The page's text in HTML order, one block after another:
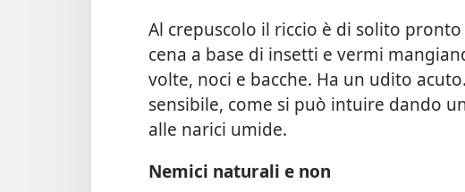
Al crepuscolo il riccio è di solito
cena a base di insetti e vermi
volte, noci e bacche. Ha un udito
sensibile, come si può intuire dando
alle narici umide.
Nemici naturali e non